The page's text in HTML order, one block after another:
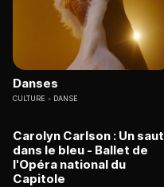
Danses
CULTURE DANSE
Carolyn Carlson : Un saut
dans le bleu - Ballet de
l'Opéra national du
Capitole